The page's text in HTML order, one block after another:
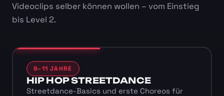
Videoclips selber können wollen – vom Einstieg
bis Level 2.
9–11 JAHRE
HIP HOP STREETDANCE
Streetdance-Basics und erste Choreos für